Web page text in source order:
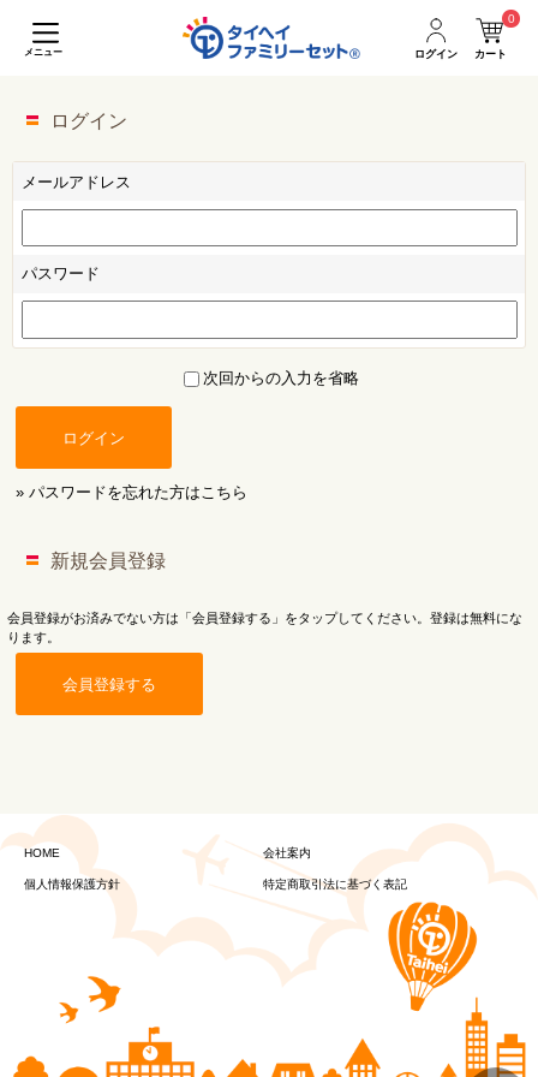
メニュー ログイン カート
0
ログイン
メールアドレス
パスワード
次回からの入力を省略
ログイン
» パスワードを忘れた方はこちら
新規会員登録
会員登録がお済みでない方は「会員登録する」をタップしてください。登録は無料にな
ります。
会員登録する
HOME 会社案内
個人情報保護方針 特定商取引法に基づく表記